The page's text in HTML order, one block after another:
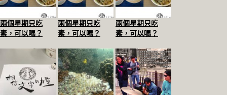
兩個星期只吃
素，可以嗎？
兩個星期只吃
素，可以嗎？
兩個星期只吃
素，可以嗎？